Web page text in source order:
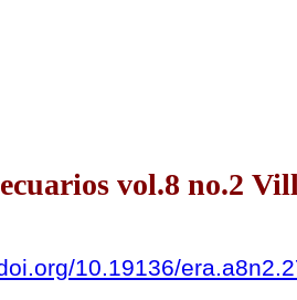
vol.8 no.2
10.19136/